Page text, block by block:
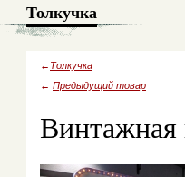
Толкучка
← Толкучка
← Предыдущий товар